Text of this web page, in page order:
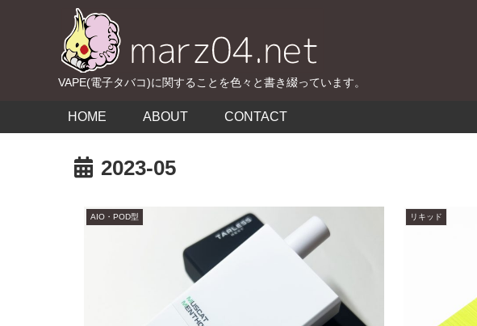
VAPE(電子タバコ)に関することを色々と書き綴っています。
HOME ABOUT CONTACT
2023-05
AIO・POD型 リキッド